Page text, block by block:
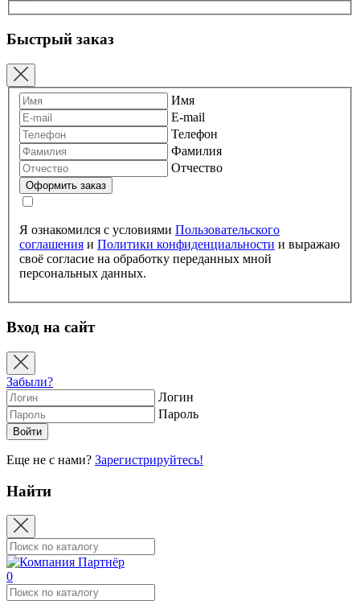
Быстрый заказ
Имя
E-mail
Телефон
Фамилия
Отчество
Я ознакомился с условиями Пользовательского
соглашения и Политики конфиденциальности и выражаю
своё согласие на обработку переданных мной
персональных данных.
Вход на сайт
Забыли?
Логин
Пароль
Еще не с нами? Зарегистрируйтесь!
Найти
0